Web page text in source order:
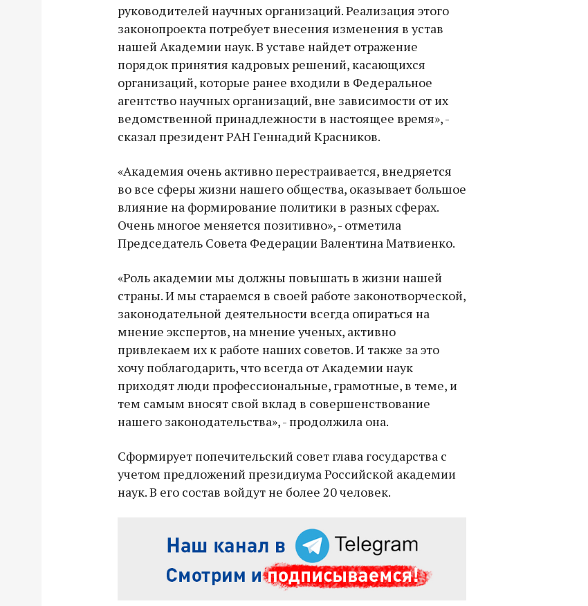
руководителей научных организаций. Реализация этого
законопроекта потребует внесения изменения в устав
нашей Академии наук. В уставе найдет отражение
порядок принятия кадровых решений, касающихся
организаций, которые ранее входили в Федеральное
агентство научных организаций, вне зависимости от их
ведомственной принадлежности в настоящее время», -
сказал президент РАН Геннадий Красников.
«Академия очень активно перестраивается, внедряется
во все сферы жизни нашего общества, оказывает большое
влияние на формирование политики в разных сферах.
Очень многое меняется позитивно», - отметила
Председатель Совета Федерации Валентина Матвиенко.
«Роль академии мы должны повышать в жизни нашей
страны. И мы стараемся в своей работе законотворческой,
законодательной деятельности всегда опираться на
мнение экспертов, на мнение ученых, активно
привлекаем их к работе наших советов. И также за это
хочу поблагодарить, что всегда от Академии наук
приходят люди профессиональные, грамотные, в теме, и
тем самым вносят свой вклад в совершенствование
нашего законодательства», - продолжила она.
Сформирует попечительский совет глава государства с
учетом предложений президиума Российской академии
наук. В его состав войдут не более 20 человек.
Владимир Якушев передал бойцам
СВО дроны и технику связи
Владимир Якушев сопровождает грузы
для бойцов СВО с самого начала
спецоперации.